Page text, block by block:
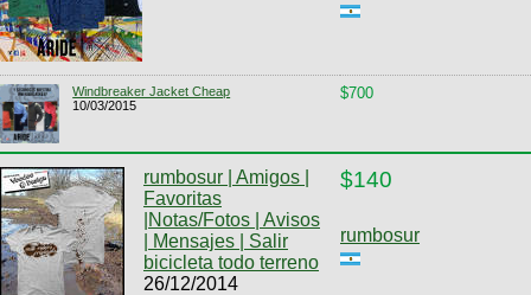
Windbreaker Jacket Cheap
10/03/2015
$700
rumbosur | Amigos |
Favoritas
|Notas/Fotos | Avisos
| Mensajes | Salir
bicicleta todo terreno
26/12/2014
$140
rumbosur